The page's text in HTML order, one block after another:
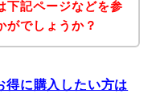
下記ページなどを参
がでしょうか？
得に購入したい方は